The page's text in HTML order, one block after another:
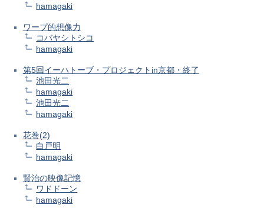
hamagaki
ワープ的想像力
コバヤシトシコ
hamagaki
第5回イーハトーブ・プロジェクトin京都・終了
池田光二
hamagaki
池田光二
hamagaki
花巻(2)
白戸明
hamagaki
賢治の映像記憶
ワドドーン
hamagaki